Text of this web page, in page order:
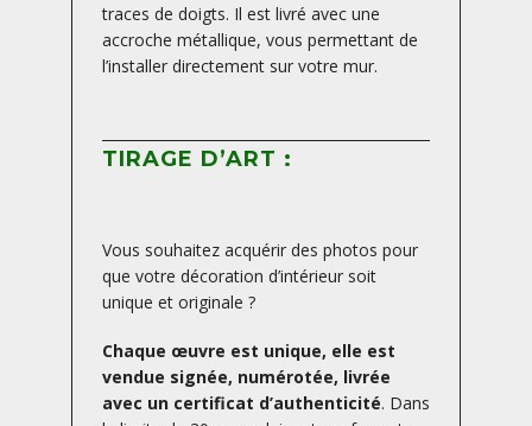
traces de doigts. Il est livré avec une
accroche métallique, vous permettant de
l’installer directement sur votre mur.
TIRAGE D’ART :
Vous souhaitez acquérir des photos pour
que votre décoration d’intérieur soit
unique et originale ?
Chaque œuvre est unique, elle est
vendue signée, numérotée, livrée
avec un certificat d’authenticité. Dans